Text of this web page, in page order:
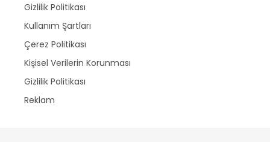
Gizlilik Politikası
Kullanım Şartları
Çerez Politikası
Kişisel Verilerin Korunması
Gizlilik Politikası
Reklam